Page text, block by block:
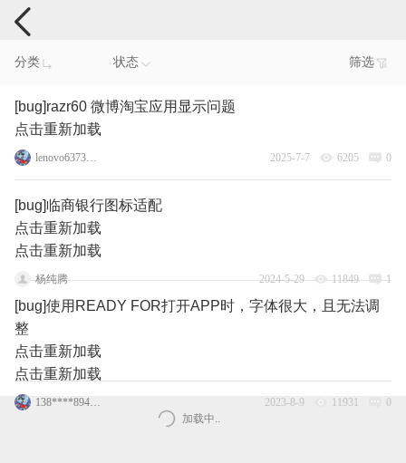
手机反馈
分类 状态 筛选
[bug]razr60 微博淘宝应用显示问题
点击重新加载
lenovo63730227 2025-7-7 6205 0
[bug]临商银行图标适配
点击重新加载
点击重新加载
杨纯腾 2024-5-29 11849 1
[bug]使用READY FOR打开APP时，字体很大，且无法调
整
点击重新加载
点击重新加载
138****8945_1_1_1 2023-8-9 11931
0
加载中..